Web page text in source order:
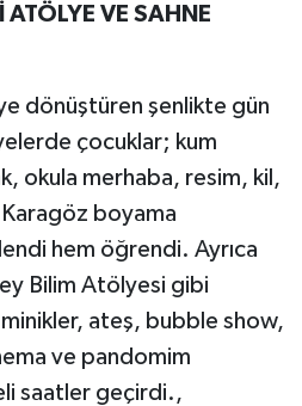
ATÖLYE VE SAHNE
dönüştüren şenlikte gün
çocuklar; kum
okula merhaba, resim, kil,
boyama
hem öğrendi. Ayrıca
Bilim Atölyesi gibi
ateş, bubble show,
ve pandomim
saatler geçirdi.,